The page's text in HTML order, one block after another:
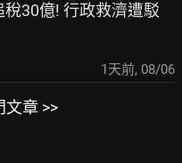
30億! 行政救濟遭駁
1天前, 08/06
文章 >>